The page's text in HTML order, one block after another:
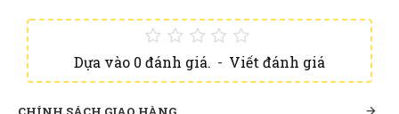
Dựa vào 0 đánh giá. - Viết đánh giá